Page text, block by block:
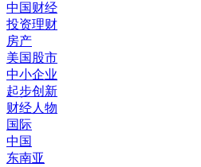
中国财经
投资理财
房产
美国股市
中小企业
起步创新
财经人物
国际
中国
东南亚